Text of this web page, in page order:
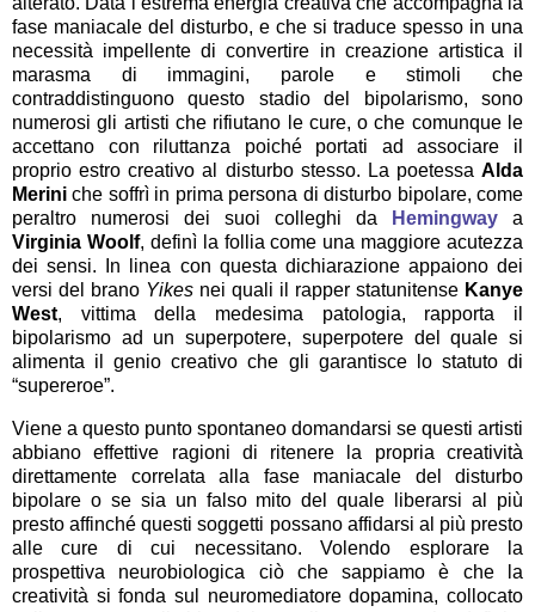
fase maniacale del disturbo, e che si traduce spesso in una
necessità impellente di convertire in creazione artistica il
marasma di immagini, parole e stimoli che
contraddistinguono questo stadio del bipolarismo, sono
numerosi gli artisti che rifiutano le cure, o che comunque le
accettano con riluttanza poiché portati ad associare il
proprio estro creativo al disturbo stesso. La poetessa Alda
Merini che soffrì in prima persona di disturbo bipolare, come
peraltro numerosi dei suoi colleghi da
Hemingway a
Virginia Woolf, definì la follia come una maggiore acutezza
dei sensi. In linea con questa dichiarazione appaiono dei
versi del brano Yikes nei quali il rapper statunitense Kanye
West, vittima della medesima patologia, rapporta il
bipolarismo ad un superpotere, superpotere del quale si
alimenta il genio creativo che gli garantisce lo statuto di
“supereroe”.
Viene a questo punto spontaneo domandarsi se questi artisti
abbiano effettive ragioni di ritenere la propria creatività
direttamente correlata alla fase maniacale del disturbo
bipolare o se sia un falso mito del quale liberarsi al più
presto affinché questi soggetti possano affidarsi al più presto
alle cure di cui necessitano. Volendo esplorare la
prospettiva neurobiologica ciò che sappiamo è che la
creatività si fonda sul neuromediatore dopamina, collocato